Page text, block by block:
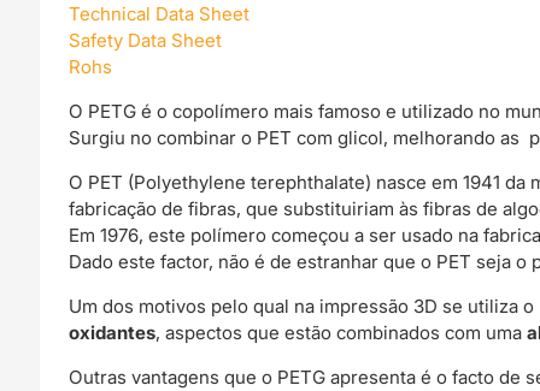
Technical Data Sheet
Safety Data Sheet
Rohs
O PETG é o copolímero mais famoso e utilizado no
Surgiu no combinar o PET com glicol, melhorando as
O PET (Polyethylene terephthalate) nasce em 1941
fabricação de fibras, que substituiriam às fibras de
Em 1976, este polímero começou a ser usado na
Dado este factor, não é de estranhar que o PET seja
Um dos motivos pelo qual na impressão 3D se utiliza
oxidantes, aspectos que estão combinados com uma
Outras vantagens que o PETG apresenta é o facto de